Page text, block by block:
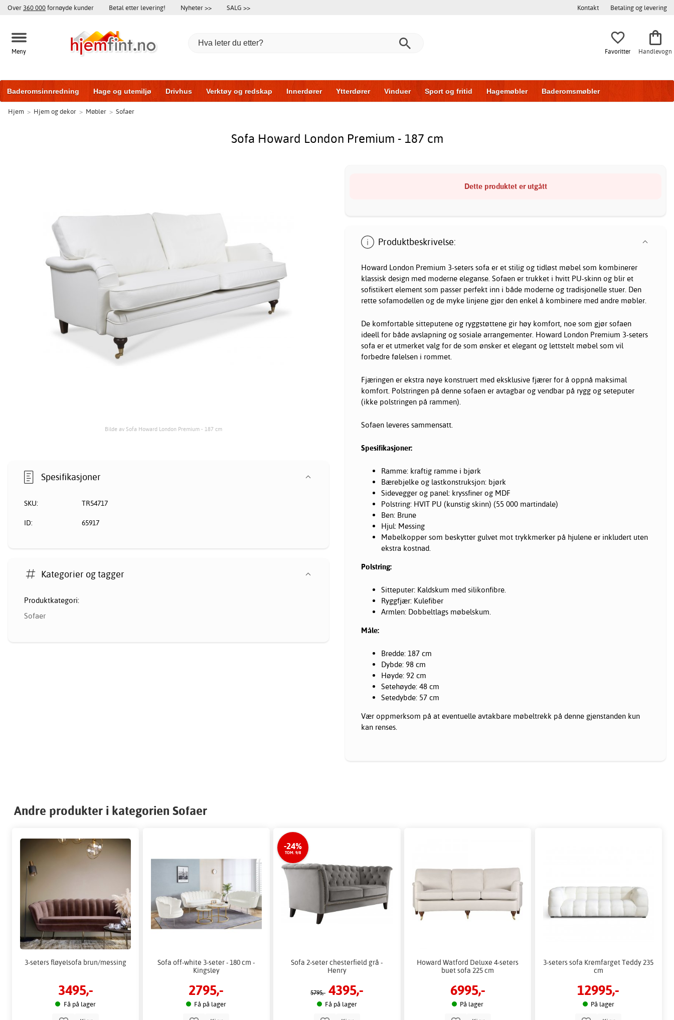
Over 360 000fornøyde kunder Betal etter levering! Nyheter >> SALG >> Kontakt Betaling og levering
Meny Favoritter Handlevogn
Baderomsinnredning Hage og utemiljø Drivhus Verktøy og redskap Innerdører Ytterdører Vinduer Sport og fritid Hagemøbler Baderomsmøbler
Hytter og friggeboder Hjem og innredning
Hjem > Hjem og dekor > Møbler > Sofaer
Sofa Howard London Premium - 187 cm
Bilde av Sofa Howard London Premium - 187 cm
Dette produktet er utgått
Produktbeskrivelse:
Howard London Premium 3-seters sofa er et stilig og tidløst møbel som kombinerer
klassisk design med moderne eleganse. Sofaen er trukket i hvitt PU-skinn og blir et
sofistikert element som passer perfekt inn i både moderne og tradisjonelle stuer. Den
rette sofamodellen og de myke linjene gjør den enkel å kombinere med andre møbler.
De komfortable sitteputene og ryggstøttene gir høy komfort, noe som gjør sofaen
ideell for både avslapning og sosiale arrangementer. Howard London Premium 3-seters
sofa er et utmerket valg for de som ønsker et elegant og lettstelt møbel som vil
forbedre følelsen i rommet.
Fjæringen er ekstra nøye konstruert med eksklusive fjærer for å oppnå maksimal
komfort. Polstringen på denne sofaen er avtagbar og vendbar på rygg og seteputer
(ikke polstringen på rammen).
Sofaen leveres sammensatt.
Spesifikasjoner:
Ramme: kraftig ramme i bjørk
Bærebjelke og lastkonstruksjon: bjørk
Sidevegger og panel: kryssfiner og MDF
Polstring: HVIT PU (kunstig skinn) (55 000 martindale)
Ben: Brune
Hjul: Messing
Møbelkopper som beskytter gulvet mot trykkmerker på hjulene er inkludert uten
ekstra kostnad.
Polstring:
Sitteputer: Kaldskum med silikonfibre.
Ryggfjær: Kulefiber
Armlen: Dobbeltlags møbelskum.
Måle:
Bredde: 187 cm
Dybde: 98 cm
Høyde: 92 cm
Setehøyde: 48 cm
Setedybde: 57 cm
Vær oppmerksom på at eventuelle avtakbare møbeltrekk på denne gjenstanden kun
kan renses.
Spesifikasjoner
SKU: TR54717
ID: 65917
Kategorier og tagger
Produktkategori:
Sofaer
Andre produkter i kategorien Sofaer
3-seters fløyelsofa brun/messing
3495,-
Få på lager
Sofa off-white 3-seter - 180 cm -
Kingsley
2795,-
Få på lager
-24%
TOM. 9/8
Sofa 2-seter chesterfield grå -
Henry
5795,- 4395,-
Få på lager
Howard Watford Deluxe 4-seters
buet sofa 225 cm
6995,-
På lager
3-seters sofa Kremfarget Teddy 235
cm
12995,-
På lager